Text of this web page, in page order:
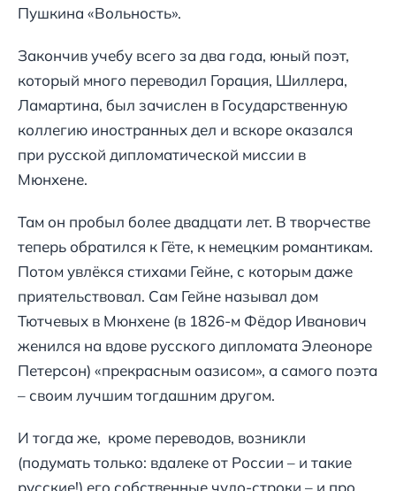
Пушкина «Вольность».
Закончив учебу всего за два года, юный поэт,
который много переводил Горация, Шиллера,
Ламартина, был зачислен в Государственную
коллегию иностранных дел и вскоре оказался
при русской дипломатической миссии в
Мюнхене.
Там он пробыл более двадцати лет. В творчестве
теперь обратился к Гёте, к немецким романтикам.
Потом увлёкся стихами Гейне, с которым даже
приятельствовал. Сам Гейне называл дом
Тютчевых в Мюнхене (в 1826-м Фёдор Иванович
женился на вдове русского дипломата Элеоноре
Петерсон) «прекрасным оазисом», а самого поэта
– своим лучшим тогдашним другом.
И тогда же, кроме переводов, возникли
(подумать только: вдалеке от России – и такие